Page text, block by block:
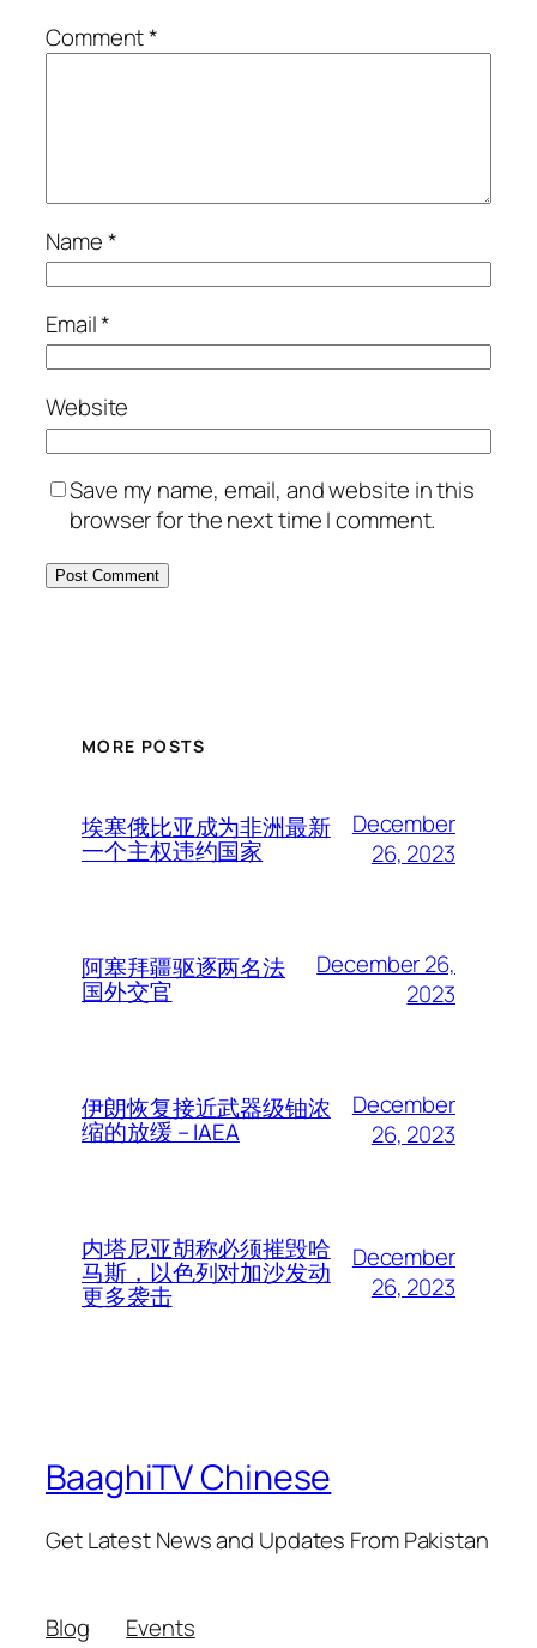
Comment*
Name*
Email*
Website
Save my name, email, and website in this
browser for the next time I comment.
MORE POSTS
埃塞俄比亚成为非洲最新
一个主权违约国家
December
26, 2023
阿塞拜疆驱逐两名法
国外交官
December 26,
2023
伊朗恢复接近武器级铀浓
缩的放缓 – IAEA
December
26, 2023
内塔尼亚胡称必须摧毁哈
马斯，以色列对加沙发动
更多袭击
December
26, 2023
BaaghiTV Chinese
Get Latest News and Updates From Pakistan
Blog
Events